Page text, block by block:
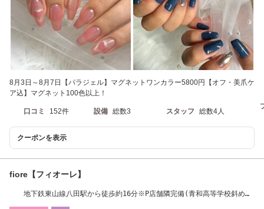
8月3日～8月7日【パラジェル】マグネットワンカラー5800円【オフ・美爪ケ
ア込】マグネット100色以上！
口コミ 152件 設備 総数3 スタッフ 総数4人
クーポンを表示
fiore【フィオーレ】
地下鉄東山線八田駅から徒歩約16分※P店舗隣完備(青和高等学校斜め向